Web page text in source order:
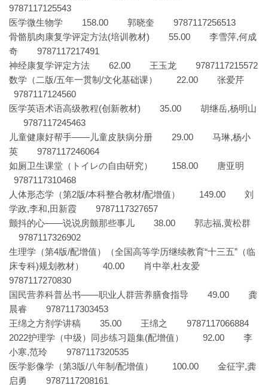
9787117125543
医学微生物学 158.00 郭晓奎 9787117256513
骨骼肌肉康复学评定方法(培训教材) 55.00 李雪萍,何成
奇 9787117217491
神经康复学评定方法 62.00 王玉龙 9787117215572
数学（二版/五年一贯制/文化基础课） 22.00 张爱芹
9787117124560
医学英语术语高级教程(创新教材) 35.00 胡继岳,杨明山
9787117245463
儿童健康好帮手——儿童皮肤病分册 29.00 马琳,杨小
英 9787117246064
如厕卫生课堂（トイレの自由研究） 158.00 唐亚明
9787117310468
人体形态学（第2版/本科整合教材/配增值） 149.00 刘
学政,李和,田新霞 9787117327657
颤抖的心——说说房颤那些事儿 38.00 郭志福,黄松群
9787117326902
生理学（第4版/配增值）（全国高等学历继续教育“十三五”（临
床专科)规划教材） 40.00 肖中举,杜友爱
9787117270830
国民营养科普丛书——职业人群营养膳食指导 49.00 龚
晨睿 9787117303453
王绵之方剂学讲稿 35.00 王绵之 9787117066884
2022护理学（中级）同步练习题集(配增值） 92.00 李
小寒,范玲 9787117320535
医学影像学（第3版/八年制/配增值） 100.00 金征宇,龚
启勇 9787117208161